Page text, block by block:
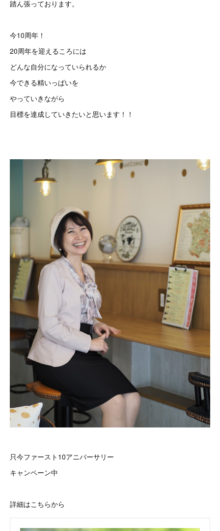
踏ん張っております。
今10周年！
20周年を迎えるころには
どんな自分になっていられるか
今できる精いっぱいを
やっていきながら
目標を達成していきたいと思います！！
只今ファースト10アニバーサリー
キャンペーン中
詳細はこちらから